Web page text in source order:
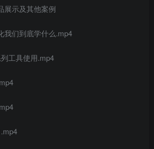
展示及其他案例
我们到底学什么.mp4
工具使用.mp4